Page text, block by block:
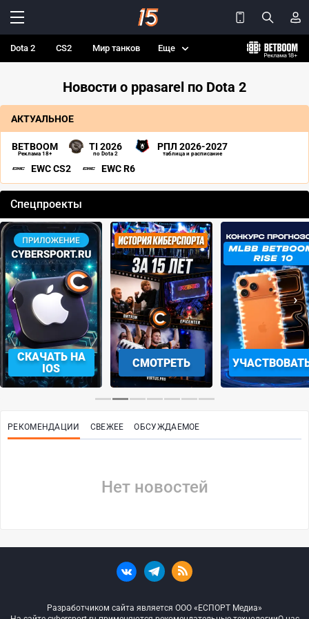
Dota 2 CS2 Мир танков Еще
Новости о ppasarel по Dota 2
АКТУАЛЬНОЕ
BETBOOM
Реклама 18+
TI 2026
по Dota 2
РПЛ 2026-2027
таблица и расписание
EWC CS2 EWC R6
Спецпроекты
СКАЧАТЬ НА
IOS
СМОТРЕТЬ
‹ ›
РЕКОМЕНДАЦИИ СВЕЖЕЕ ОБСУЖДАЕМОЕ
Нет новостей
Разработчиком сайта является ООО «ЕСПОРТ Медиа»